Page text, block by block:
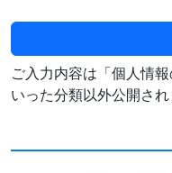
ご入力内容は「個人情
いった分類以外公開さ